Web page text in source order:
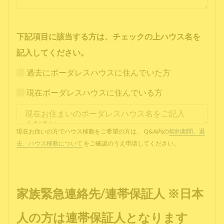
下記項目に該当する方は、チェックの上ハウス名を
記入してください。
過去にボーダレスハウスに住んでいた方
現在ボーダレスハウスに住んでいる方
現在お住いの方でハウス移動をご希望の方は、 Q&A内の契約期間、退
去、ハウス移動について をご確認のうえ申請してください。
家族緊急連絡先/連帯保証人 ※日本
人の方は連帯保証人となります